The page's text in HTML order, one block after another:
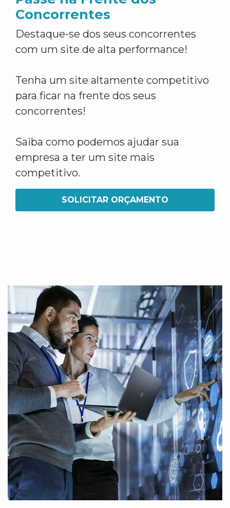
Concorrentes
Destaque-se dos seus concorrentes
com um site de alta performance!
Tenha um site altamente competitivo
para ficar na frente dos seus
concorrentes!
Saiba como podemos ajudar sua
empresa a ter um site mais
competitivo.
SOLICITAR ORÇAMENTO